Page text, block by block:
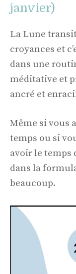
janvier)
La Lune
croyances et
dans une
méditative et
ancré et
Même si vous
temps ou si
avoir le temps
dans la
beaucoup.